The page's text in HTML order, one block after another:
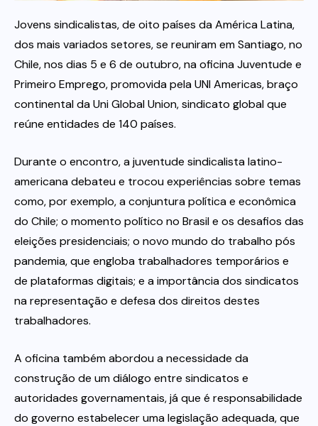
Itau
Financeiras e Cooperativas
Jovens sindicalistas, de oito países da América Latina,
dos mais variados setores, se reuniram em Santiago, no
Chile, nos dias 5 e 6 de outubro, na oficina Juventude e
Primeiro Emprego, promovida pela UNI Americas, braço
continental da Uni Global Union, sindicato global que
reúne entidades de 140 países.
Durante o encontro, a juventude sindicalista latino-
americana debateu e trocou experiências sobre temas
como, por exemplo, a conjuntura política e econômica
do Chile; o momento político no Brasil e os desafios das
eleições presidenciais; o novo mundo do trabalho pós
pandemia, que engloba trabalhadores temporários e
de plataformas digitais; e a importância dos sindicatos
na representação e defesa dos direitos destes
trabalhadores.
A oficina também abordou a necessidade da
construção de um diálogo entre sindicatos e
autoridades governamentais, já que é responsabilidade
do governo estabelecer uma legislação adequada, que